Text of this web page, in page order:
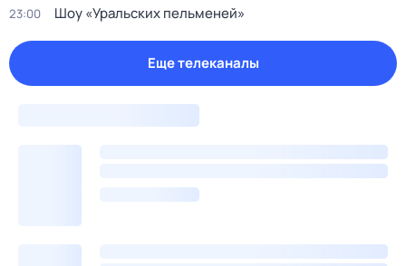
23:00 Шоу «Уральских пельменей»
Еще телеканалы